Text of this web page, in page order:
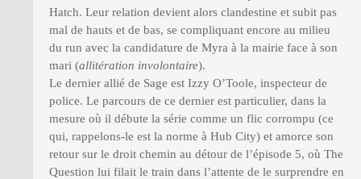
Hatch. Leur relation devient alors clandestine et subit pas
mal de hauts et de bas, se compliquant encore au milieu
du run avec la candidature de Myra à la mairie face à son
mari (allitération involontaire).
Le dernier allié de Sage est Izzy O’Toole, inspecteur de
police. Le parcours de ce dernier est particulier, dans la
mesure où il débute la série comme un flic corrompu (ce
qui, rappelons-le est la norme à Hub City) et amorce son
retour sur le droit chemin au détour de l’épisode 5, où The
Question lui filait le train dans l’attente de le surprendre en